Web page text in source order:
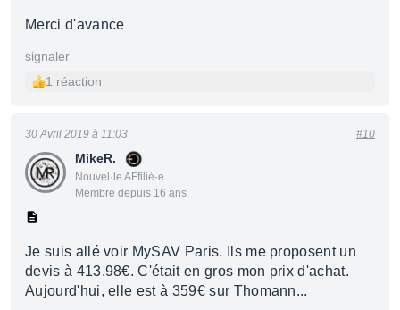
Merci d'avance
signaler
1 réaction
MikeR.
Nouvel·le AFfilié·e
Membre depuis 16 ans
30 Avril 2019 à 11:03 #10
Je suis allé voir MySAV Paris. Ils me proposent un
devis à 413.98€. C'était en gros mon prix d'achat.
Aujourd'hui, elle est à 359€ sur Thomann...